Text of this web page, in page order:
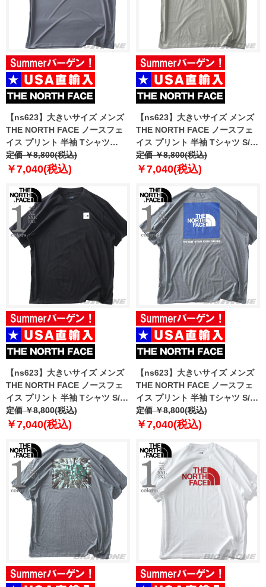
【ns623】大きいサイズ メンズ
THE NORTH FACE ノースフェ
イス プリント 半袖 Tシャツ
RECOVERY S/S TEE USA直輸入
nt7uq27c
定価 ￥8,800(税込)
￥7,040(税込)
【ns623】大きいサイズ メンズ
THE NORTH FACE ノースフェ
イス プリント 半袖 Tシャツ S/S
BOX LOGO TEE USA直輸入
nf0a8apw-1i4
定価 ￥8,800(税込)
￥7,040(税込)
【ns623】大きいサイズ メンズ
THE NORTH FACE ノースフェ
イス プリント 半袖 Tシャツ S/S
BOX LOGO TEE USA直輸入
nf0a8apw-ky4
定価 ￥8,800(税込)
￥7,040(税込)
【ns623】大きいサイズ メンズ
THE NORTH FACE ノースフェ
イス プリント 半袖 Tシャツ S/S
BOX NSE TEE USA直輸入
nf0a812h-l28
定価 ￥8,800(税込)
￥7,040(税込)